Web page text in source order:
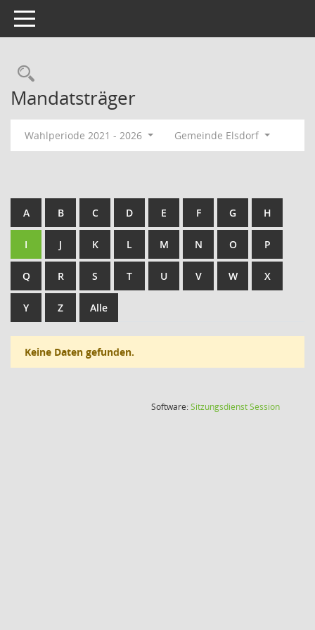
Toggle navigation
Rechercheauswahl
Mandatsträger
Wahlperiode 2021 - 2026 Gemeinde Elsdorf
A B C D E F G H
I J K L M N O P
Q R S T U V W X
Y Z Alle
Keine Daten gefunden.
Software:SitzungsdienstSession(Wird in